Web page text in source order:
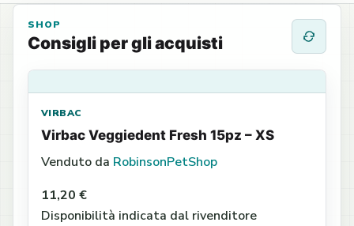
SHOP
Consigli per gli acquisti
VIRBAC
Virbac Veggiedent Fresh 15pz – XS
Venduto da RobinsonPetShop
11,20 €
Disponibilità indicata dal rivenditore